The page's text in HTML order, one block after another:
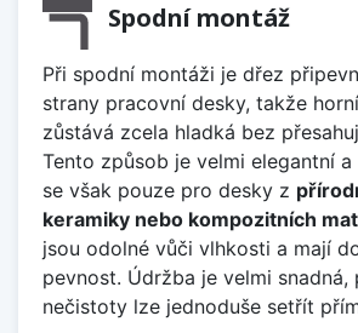
Spodní montáž
Při spodní montáži je dřez
strany pracovní desky, takže
zůstává zcela hladká bez
Tento způsob je velmi elegantní
se však pouze pro desky z
keramiky nebo kompozitních
jsou odolné vůči vlhkosti a mají
pevnost. Údržba je velmi snadná,
nečistoty lze jednoduše setřít